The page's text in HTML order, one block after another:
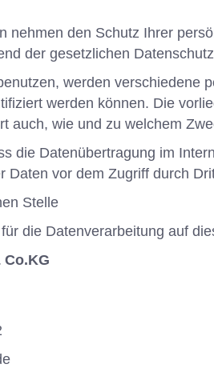
nehmen den Schutz Ihrer
der gesetzlichen
werden verschiedene
werden können. Die
auch, wie und zu welchem
die Datenübertragung im
Daten vor dem Zugriff durch
Stelle
die Datenverarbeitung auf